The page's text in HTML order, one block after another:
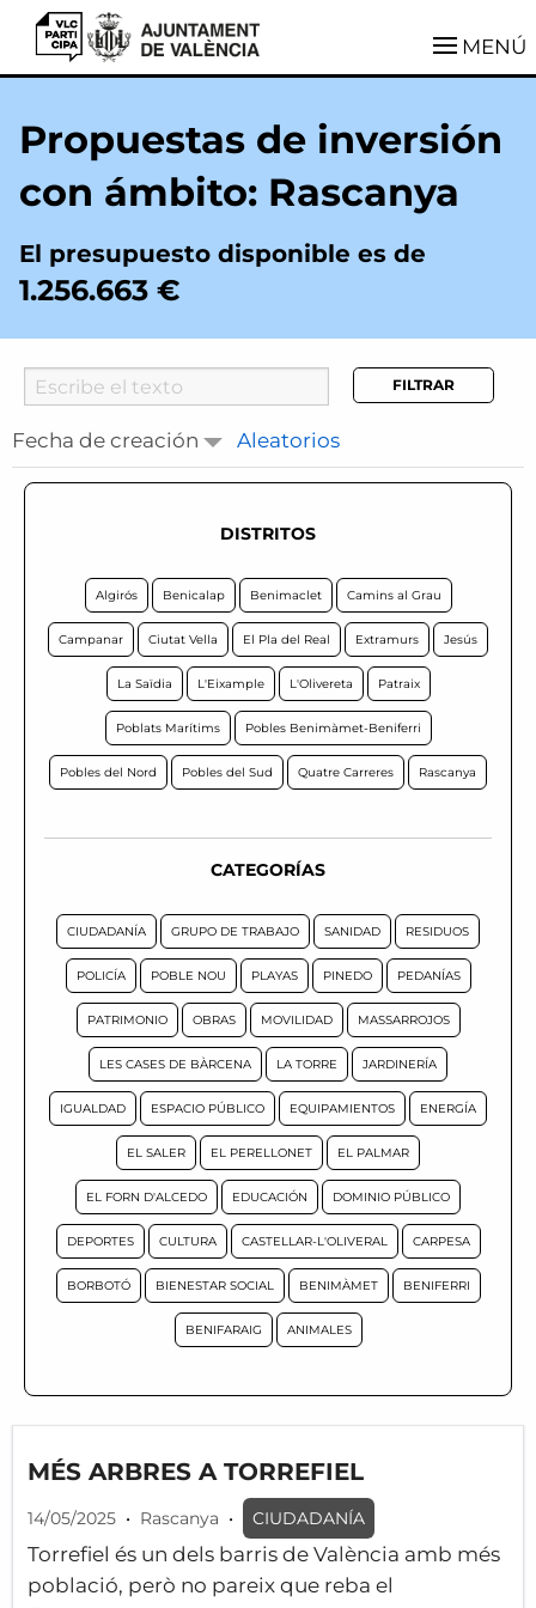
VLCParticipa MENÚ
Propuestas de inversión
con ámbito: Rascanya
El presupuesto disponible es de
1.256.663 €
Searcher
Fecha de creación Aleatorios
DISTRITOS
Algirós Benicalap Benimaclet Camins al Grau
Campanar Ciutat Vella El Pla del Real Extramurs Jesús
La Saïdia L'Eixample L'Olivereta Patraix
Poblats Marítims Pobles Benimàmet-Beniferri
Pobles del Nord Pobles del Sud Quatre Carreres Rascanya
CATEGORÍAS
CIUDADANÍA GRUPO DE TRABAJO SANIDAD RESIDUOS
POLICÍA POBLE NOU PLAYAS PINEDO PEDANÍAS
PATRIMONIO OBRAS MOVILIDAD MASSARROJOS
LES CASES DE BÀRCENA LA TORRE JARDINERÍA
IGUALDAD ESPACIO PÚBLICO EQUIPAMIENTOS ENERGÍA
EL SALER EL PERELLONET EL PALMAR
EL FORN D'ALCEDO EDUCACIÓN DOMINIO PÚBLICO
DEPORTES CULTURA CASTELLAR-L'OLIVERAL CARPESA
BORBOTÓ BIENESTAR SOCIAL BENIMÀMET BENIFERRI
BENIFARAIG ANIMALES
MÉS ARBRES A TORREFIEL
14/05/2025 • Rascanya • CIUDADANÍA
Torrefiel és un dels barris de València amb més
població, però no pareix que reba el